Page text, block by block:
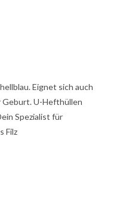
Eignet sich auch
Geburt. U-Hefthüllen
Spezialist für
Filz